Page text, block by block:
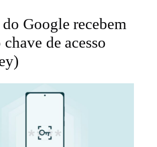
Google recebem
de acesso